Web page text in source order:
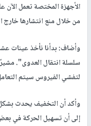
الأجهزة المختصة تعمل
من خلال منع انتشارها خارج
وأضاف: بدأنا نأخذ عينات
سلسلة انتقال العدوى".
لتفشي الفيروس سيتم
وأكد أن التخفيف يحدث
إلى أن تسهيل الحركة في